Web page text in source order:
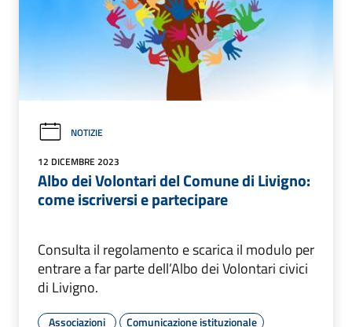
NOTIZIE
12 DICEMBRE 2023
Albo dei Volontari del Comune di Livigno:
come iscriversi e partecipare
Consulta il regolamento e scarica il modulo per
entrare a far parte dell’Albo dei Volontari civici
di Livigno.
Associazioni
Comunicazione istituzionale